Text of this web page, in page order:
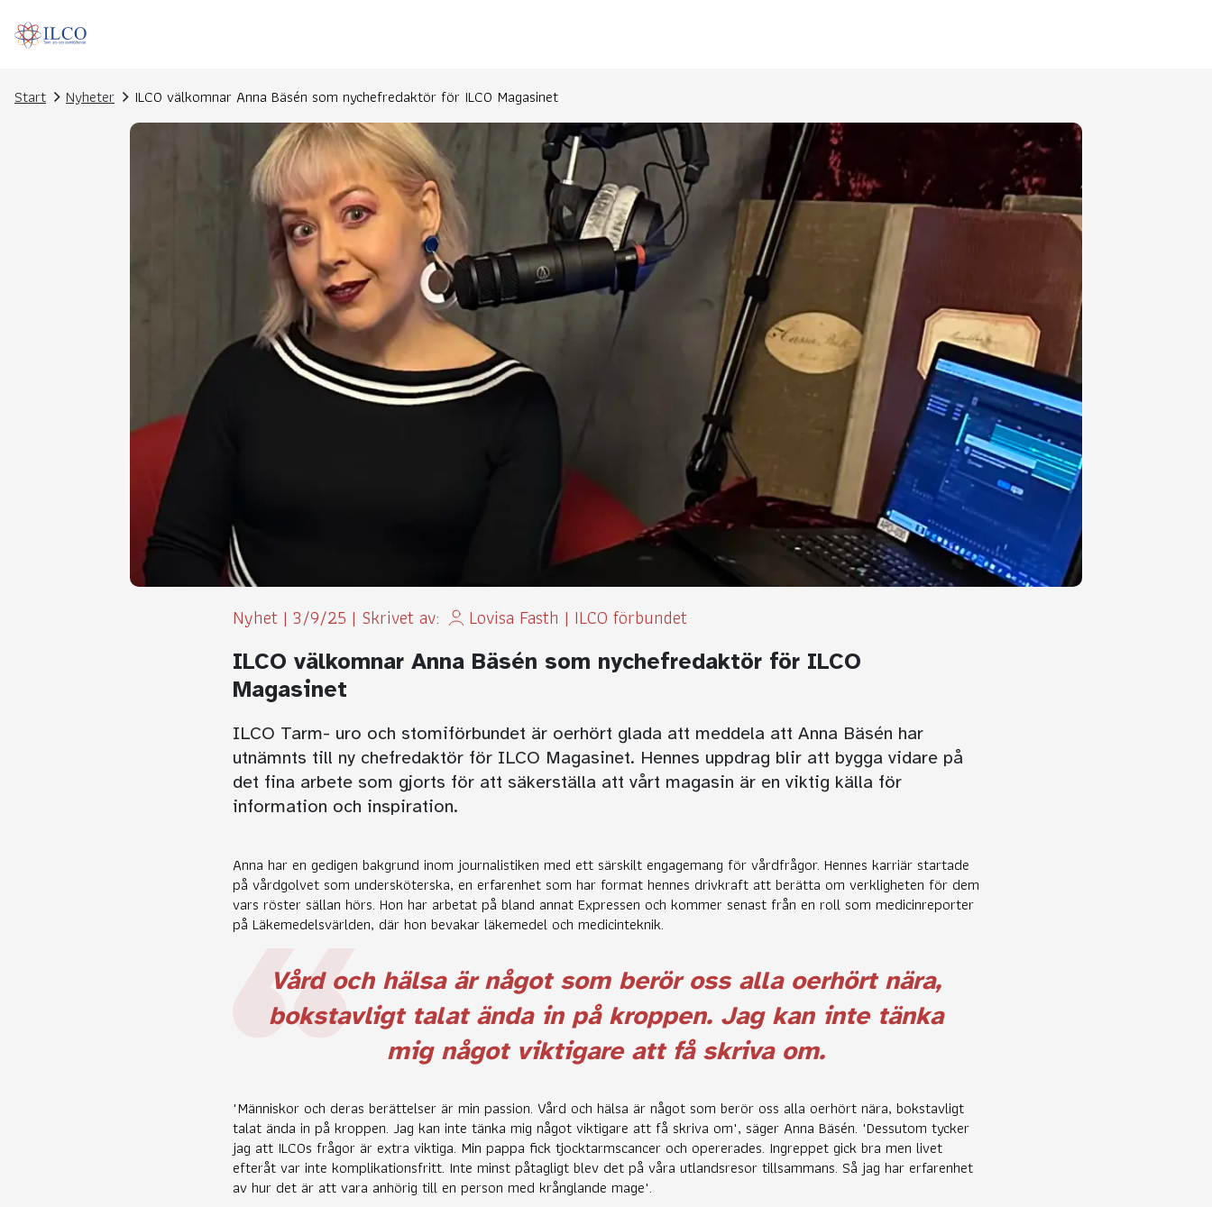
Start Nyheter ILCO välkomnar Anna Bäsén som nychefredaktör för ILCO Magasinet
Nyhet | 3/9/25 | Skrivet av: Lovisa Fasth | ILCO förbundet
ILCO välkomnar Anna Bäsén som nychefredaktör för ILCO
Magasinet
ILCO Tarm- uro och stomiförbundet är oerhört glada att meddela att Anna Bäsén har
utnämnts till ny chefredaktör för ILCO Magasinet. Hennes uppdrag blir att bygga vidare på
det fina arbete som gjorts för att säkerställa att vårt magasin är en viktig källa för
information och inspiration.
Anna har en gedigen bakgrund inom journalistiken med ett särskilt engagemang för vårdfrågor. Hennes karriär startade
på vårdgolvet som undersköterska, en erfarenhet som har format hennes drivkraft att berätta om verkligheten för dem
vars röster sällan hörs. Hon har arbetat på bland annat Expressen och kommer senast från en roll som medicinreporter
på Läkemedelsvärlden, där hon bevakar läkemedel och medicinteknik.
Vård och hälsa är något som berör oss alla oerhört nära,
bokstavligt talat ända in på kroppen. Jag kan inte tänka
mig något viktigare att få skriva om.
"Människor och deras berättelser är min passion. Vård och hälsa är något som berör oss alla oerhört nära, bokstavligt
talat ända in på kroppen. Jag kan inte tänka mig något viktigare att få skriva om", säger Anna Bäsén. "Dessutom tycker
jag att ILCOs frågor är extra viktiga. Min pappa fick tjocktarmscancer och opererades. Ingreppet gick bra men livet
efteråt var inte komplikationsfritt. Inte minst påtagligt blev det på våra utlandsresor tillsammans. Så jag har erfarenhet
av hur det är att vara anhörig till en person med krånglande mage".